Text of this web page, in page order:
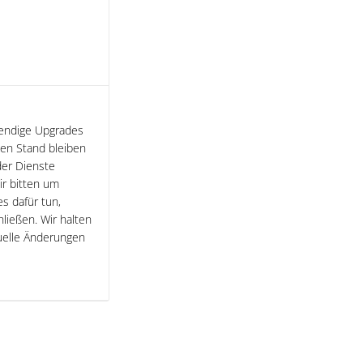
Upgrades
Stand bleiben
Dienste
bitten um
dafür tun,
Wir halten
Änderungen